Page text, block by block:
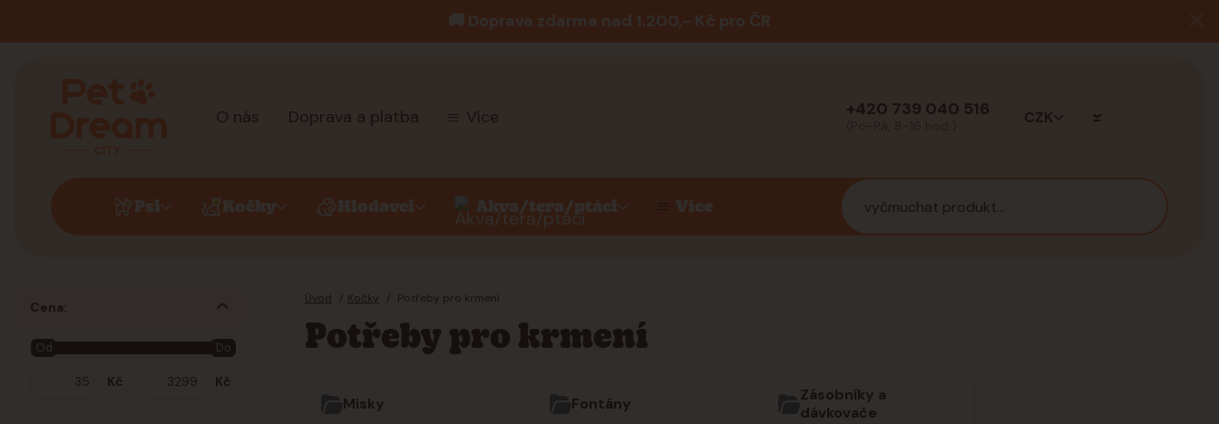
🚚 Doprava zdarma nad 1.200,- Kč pro ČR
O nás Doprava a platba Více +420 739 040 516 CZK
Psi Kočky Hlodavci Akva/tera/ptáci Více
Úvod Kočky Potřeby pro krmení
Potřeby pro krmení
Misky Fontány
Zásobníky a
dávkovače
Cena:
Kč
Od Do
Kč